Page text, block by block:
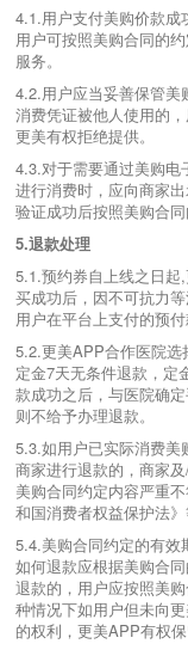
4.1.用户支付美购价款成
用户可按照美购合同的
服务。
4.2.用户应当妥善保管
消费凭证被他人使用的
更美有权拒绝提供。
4.3.对于需要通过美购电
进行消费时，应向商家
验证成功后按照美购合
5.退款处理
5.1.预约券自上线之日
买成功后，因不可抗力
用户在平台上支付的预付
5.2.更美APP合作医院
定金7天无条件退款，定
款成功之后，与医院确
则不给予办理退款。
5.3.如用户已实际消费
商家进行退款的，商家
美购合同约定内容严重
和国消费者权益保护法》
5.4.美购合同约定的有效
如何退款应根据美购合
退款的，用户应按照美
种情况下如用户但未向
的权利，更美APP有权保